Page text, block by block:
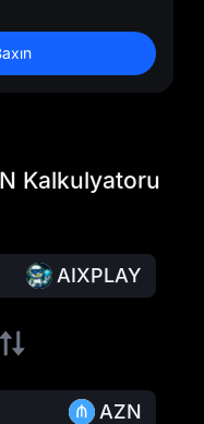
Kalkulyatoru
AIXPLAY
AZN